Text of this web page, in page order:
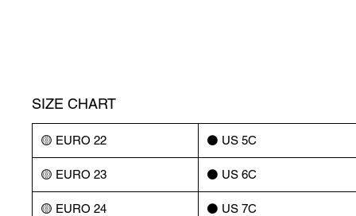
SIZE CHART
🟡 EURO 22 ⚫️ US 5C
🟡 EURO 23 ⚫️ US 6C
🟡 EURO 24 ⚫️ US 7C